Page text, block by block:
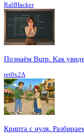
RalfHacker
Познаём Burp. Как
ret0x2A
Крипта с нуля.